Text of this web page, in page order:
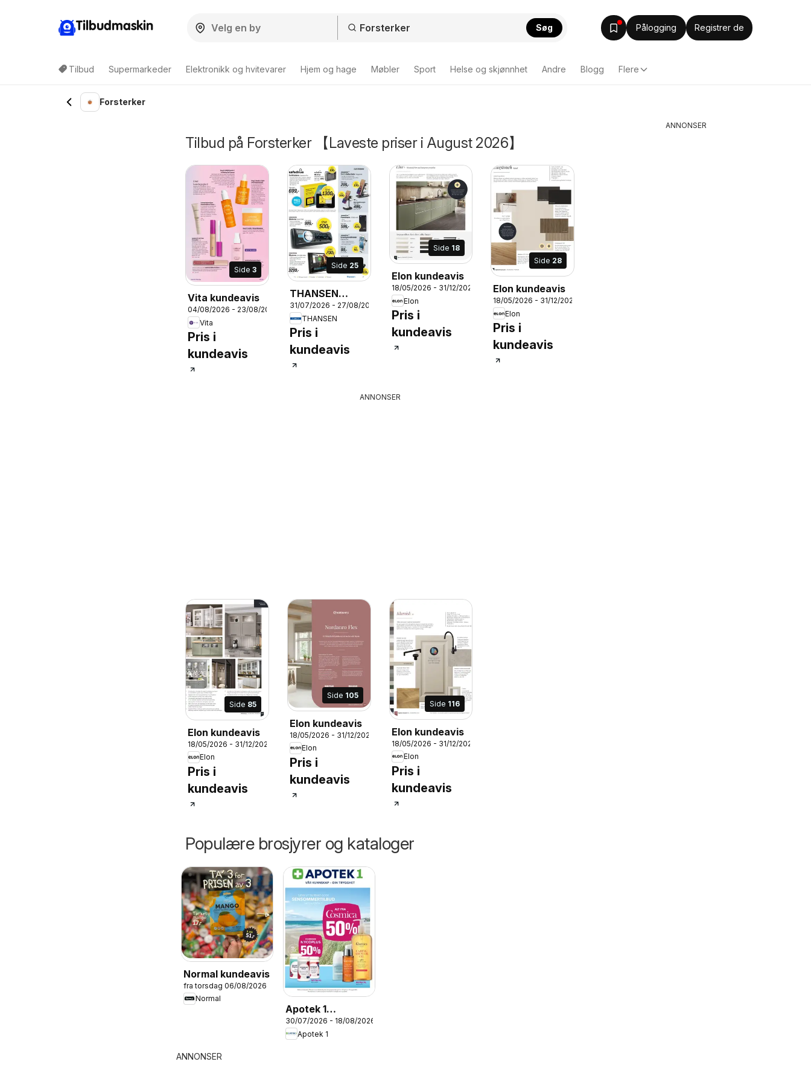
Tilbudmaskin Søg Pålogging Registrer de
Tilbud Supermarkeder Elektronikk og hvitevarer Hjem og hage Møbler Sport Helse og skjønnhet Andre Blogg Flere
Forsterker
Tilbud på Forsterker 【Laveste priser i August 2026】
Side 3
Vita kundeavis
04/08/2026 - 23/08/2026
Vita
Pris i
kundeavis
Side 25
THANSEN
kundeavis
31/07/2026 - 27/08/2026
THANSEN
Pris i
kundeavis
Side 18
Elon kundeavis
18/05/2026 - 31/12/2026
Elon
Pris i
kundeavis
Side 28
Elon kundeavis
18/05/2026 - 31/12/2026
Elon
Pris i
kundeavis
ANNONSER
Side 85
Elon kundeavis
18/05/2026 - 31/12/2026
Elon
Pris i
kundeavis
Side 105
Elon kundeavis
18/05/2026 - 31/12/2026
Elon
Pris i
kundeavis
Side 116
Elon kundeavis
18/05/2026 - 31/12/2026
Elon
Pris i
kundeavis
Populære brosjyrer og kataloger
Normal kundeavis
fra torsdag 06/08/2026
Normal
Apotek 1
kundeavis
30/07/2026 - 18/08/2026
Apotek 1
ANNONSER
ANNONSER